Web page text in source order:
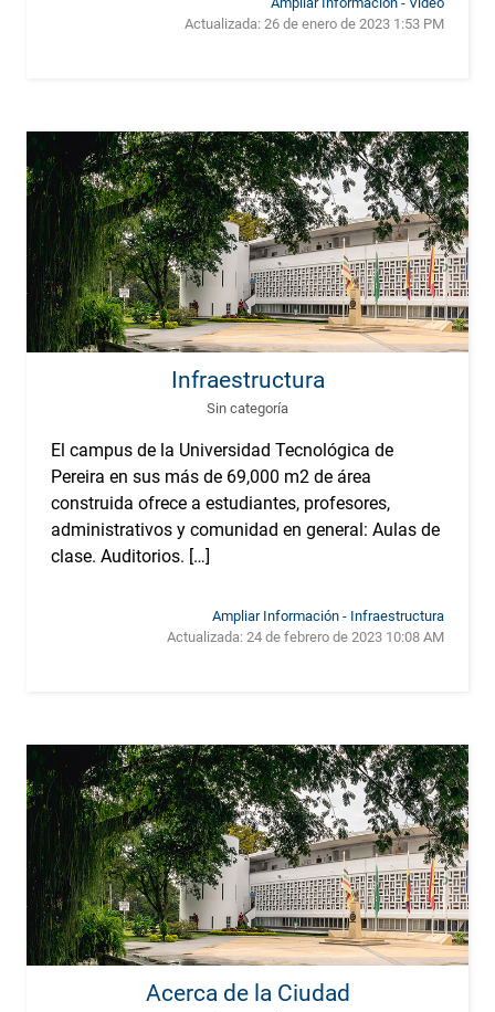
Actualizada: 26 de enero de 2023 1:53 PM
Infraestructura
Sin categoría
El campus de la Universidad Tecnológica de
Pereira en sus más de 69,000 m2 de área
construida ofrece a estudiantes, profesores,
administrativos y comunidad en general: Aulas de
clase. Auditorios. […]
Ampliar Información - Infraestructura
Actualizada: 24 de febrero de 2023 10:08 AM
Acerca de la Ciudad